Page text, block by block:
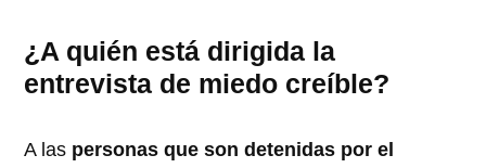
¿A quién está dirigida la
entrevista de miedo creíble?
A las personas que son detenidas por el